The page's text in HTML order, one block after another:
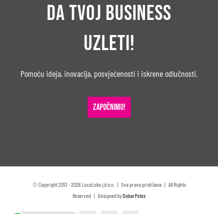
da tvoj business
uzleti!
Pomoću ideja, inovacija, posvjećenosti i iskrene odlučnosti.
ZAPOČNIMO!
© Copyright 2013 -2026 LocoLobo j.d.o.o. | Sva prava pridržana | All Rights
Reserved | Designed byDobarPotez